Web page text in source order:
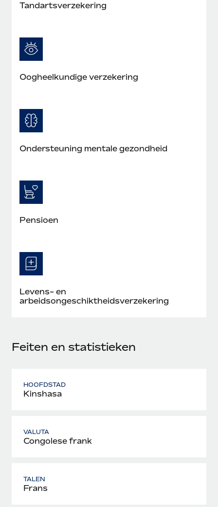
beheren
Productupdates van Remote: Gusto- en Xero-
integraties en Contractor Management Plus
te helpen bij het aannemen, beheren en...
Hoe Phiture 55 werknemers in 19 landen
beheert met Remote
Meer informatie
Tandartsverzekering
Oogheelkundige verzekering
Ondersteuning mentale gezondheid
Pensioen
Levens- en
arbeidsongeschiktheidsverzekering
Feiten en statistieken
HOOFDSTAD
Kinshasa
VALUTA
Congolese frank
TALEN
Frans